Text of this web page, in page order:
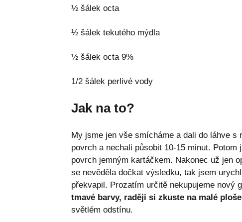
½ šálek octa
½ šálek tekutého mýdla
½ šálek octa 9%
1/2 šálek perlivé vody
Jak na to?
My jsme jen vše smícháme a dali do láhve
povrch a nechali působit 10-15 minut.
povrch jemným kartáčkem. Nakonec už jen
se nevěděla dočkat výsledku, tak jsem
překvapil. Prozatím určitě nekupujeme nový
tmavé barvy, raději si zkuste na malé
světlém odstínu.